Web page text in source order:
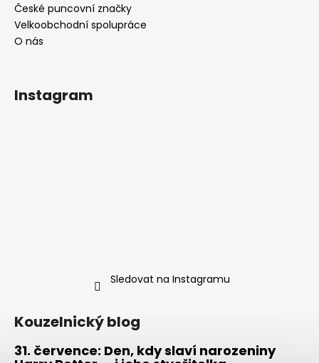
České puncovní značky
Velkoobchodní spolupráce
O nás
Instagram
Sledovat na Instagramu
Kouzelnický blog
31. července: Den, kdy slaví narozeniny